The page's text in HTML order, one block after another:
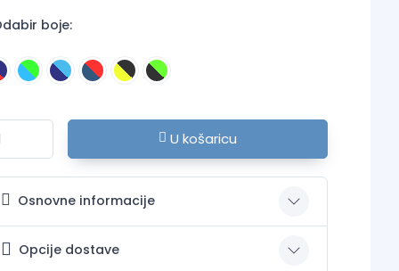
boje:
U košaricu
Osnovne informacije
Opcije dostave